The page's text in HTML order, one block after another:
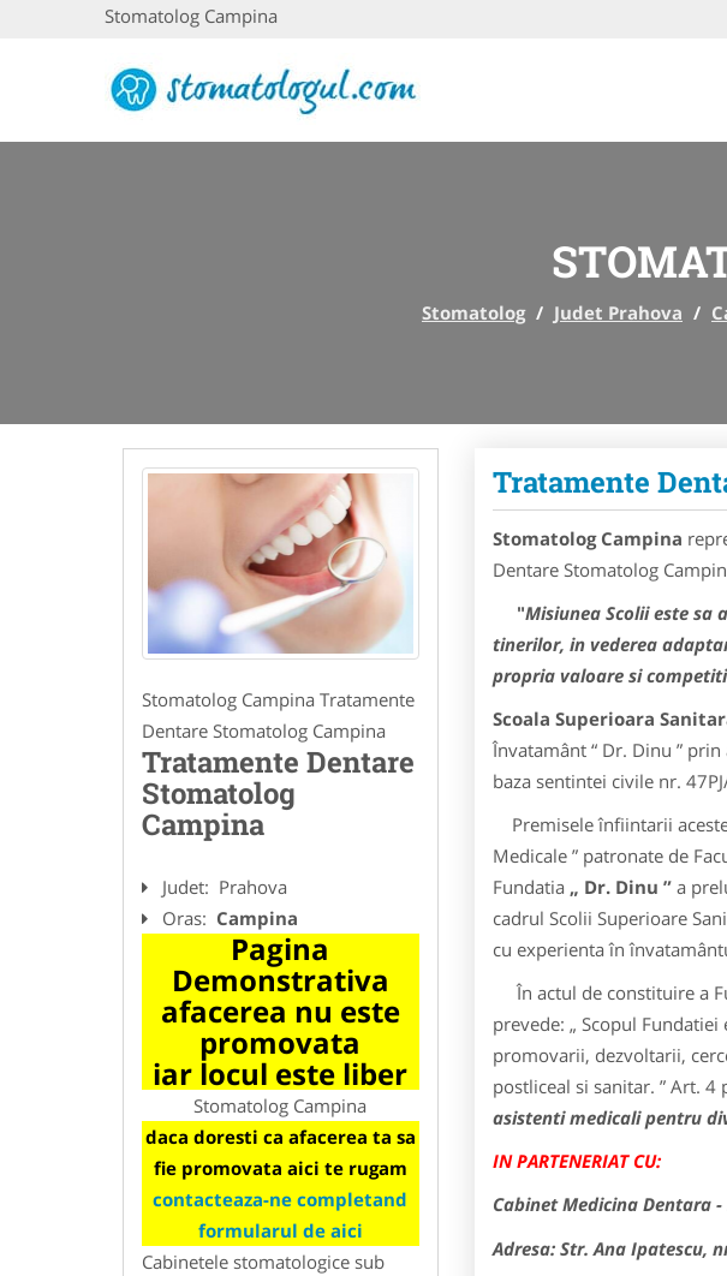
Stomatolog Campina
Stomatolog / Judet Prahova /
Stomatolog Campina Tratamente
Dentare Stomatolog Campina
Tratamente Dentare
Stomatolog
Campina
Judet: Prahova
Oras: Campina
Pagina
Demonstrativa
afacerea nu este
promovata
iar locul este liber
Stomatolog Campina
daca doresti ca afacerea ta sa
fie promovata aici te rugam
contacteaza-ne completand
formularul de aici
Cabinetele stomatologice sub
Tratamente
Stomatolog Campina
Dentare Stomatolog
"Misiunea Scolii este sa
tinerilor, in vederea
propria valoare si
Scoala Superioara
Învatamânt “ Dr. Dinu ”
baza sentintei civile nr.
Premisele înfiintarii
Medicale ” patronate de
Fundatia „ Dr. Dinu ”a
cadrul Scolii Superioare
cu experienta în
În actul de constituire a
prevede: „ Scopul
promovarii, dezvoltarii,
postliceal si sanitar. ” Art. 4
asistenti medicali pentru
IN PARTENERIAT CU:
Cabinet Medicina Dentara -
Adresa: Str. Ana Ipatescu,